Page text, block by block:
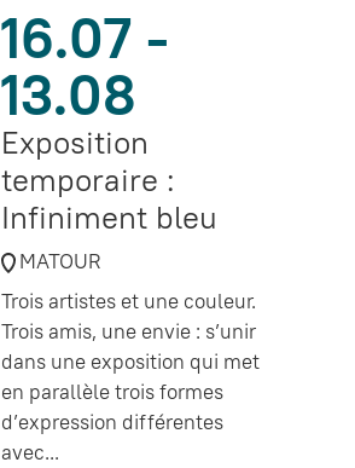
16.07 -
13.08
Exposition
temporaire :
Infiniment bleu
MATOUR
Trois artistes et une couleur.
Trois amis, une envie : s’unir
dans une exposition qui met
en parallèle trois formes
d’expression différentes
avec...